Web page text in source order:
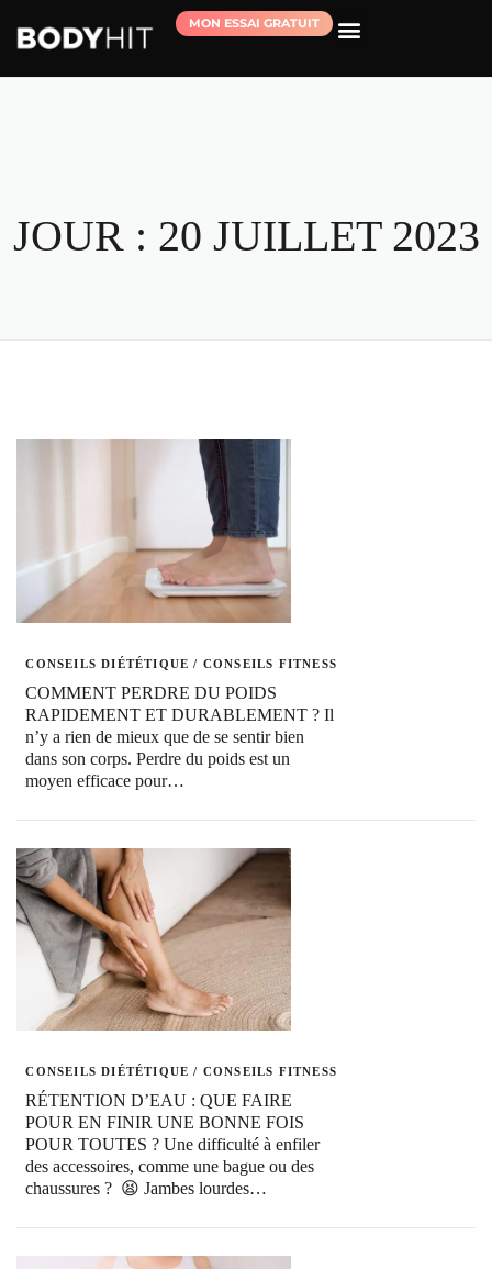
MON ESSAI GRATUIT
JOUR : 20 JUILLET 2023
CONSEILS DIÉTÉTIQUE / CONSEILS FITNESS
COMMENT PERDRE DU POIDS
RAPIDEMENT ET DURABLEMENT ? Il
n’y a rien de mieux que de se sentir bien
dans son corps. Perdre du poids est un
moyen efficace pour…
CONSEILS DIÉTÉTIQUE / CONSEILS FITNESS
RÉTENTION D’EAU : QUE FAIRE
POUR EN FINIR UNE BONNE FOIS
POUR TOUTES ? Une difficulté à enfiler
des accessoires, comme une bague ou des
chaussures ? 😫 Jambes lourdes…